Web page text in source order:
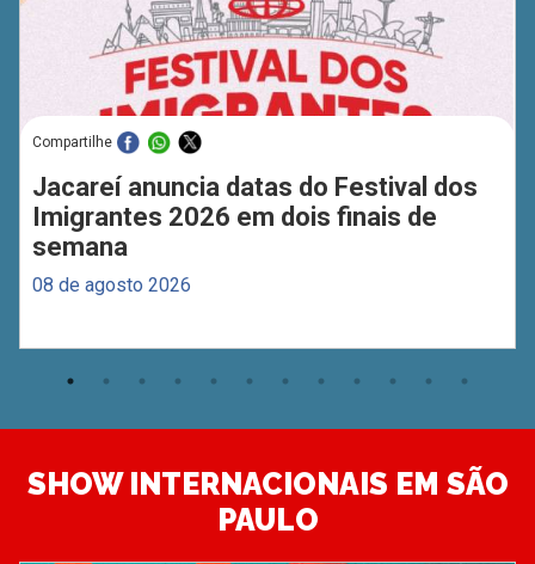
Compartilhe
Jacareí anuncia datas do Festival dos
Imigrantes 2026 em dois finais de
semana
08 de agosto 2026
SHOW INTERNACIONAIS EM SÃO
PAULO